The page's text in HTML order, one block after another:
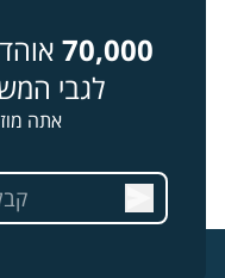
70,000
לגבי
אתה